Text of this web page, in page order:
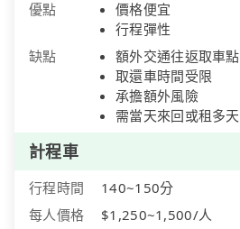
優點
價格便宜
行程彈性
缺點
額外交通往返取車點
取還車時間受限
承擔額外風險
需當天來回或租多天
計程車
行程時間
140~150分
每人價格
$1,250~1,500/人